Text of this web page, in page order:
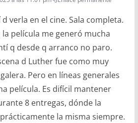
d verla en el cine. Sala completa.
la película me generó mucha
q desde q arranco no paro.
d Luther fue como muy
Pero en líneas generales
película. Es difícil mantener
8 entregas, dónde la
la misma siempre.